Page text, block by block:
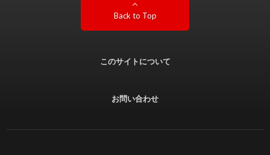
Back to Top
このサイトについて
お問い合わせ